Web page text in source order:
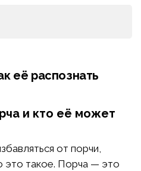
её распознать
и кто её может
от порчи,
это такое. Порча — это